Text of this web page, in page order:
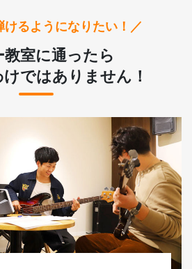
けるようになりたい！／
教室に通ったら
ではありません！